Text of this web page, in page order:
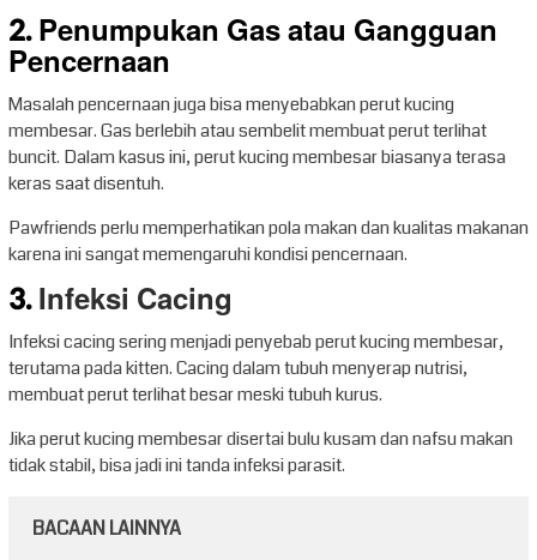
2. Penumpukan Gas atau Gangguan
Pencernaan
Masalah pencernaan juga bisa menyebabkan perut kucing
membesar. Gas berlebih atau sembelit membuat perut terlihat
buncit. Dalam kasus ini, perut kucing membesar biasanya terasa
keras saat disentuh.
Pawfriends perlu memperhatikan pola makan dan kualitas makanan
karena ini sangat memengaruhi kondisi pencernaan.
3.Infeksi Cacing
Infeksi cacing sering menjadi penyebab perut kucing membesar,
terutama pada kitten. Cacing dalam tubuh menyerap nutrisi,
membuat perut terlihat besar meski tubuh kurus.
Jika perut kucing membesar disertai bulu kusam dan nafsu makan
tidak stabil, bisa jadi ini tanda infeksi parasit.
BACAAN LAINNYA